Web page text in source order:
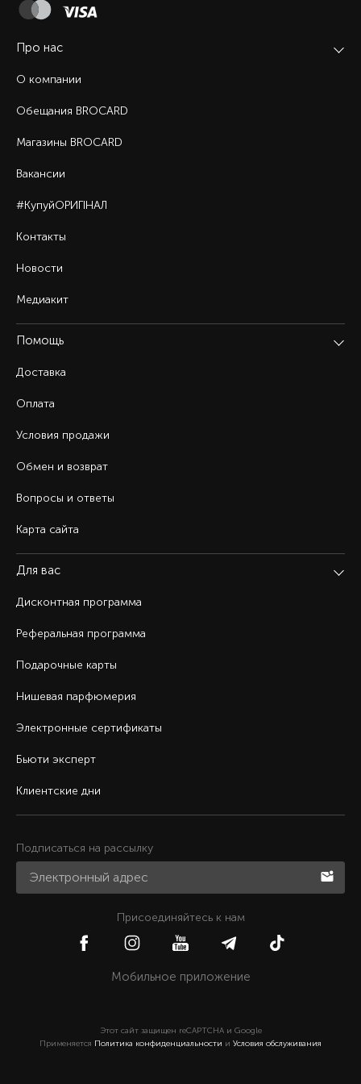
Про нас
О компании
Обещания BROCARD
Магазины BROCARD
Вакансии
#КупуйОРИГІНАЛ
Контакты
Новости
Медиакит
Помощь
Доставка
Оплата
Условия продажи
Обмен и возврат
Вопросы и ответы
Карта сайта
Для вас
Дисконтная программа
Реферальная программа
Подарочные карты
Нишевая парфюмерия
Электронные сертификаты
Бьюти эксперт
Клиентские дни
Подписаться на рассылку
Присоединяйтесь к нам
Мобильное приложение
Этот сайт защищен reCAPTCHA и Google
Применяется Политика конфиденциальности и Условия обслуживания